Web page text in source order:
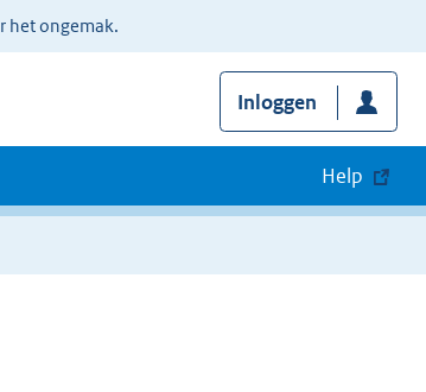
het ongemak.
Inloggen
Help